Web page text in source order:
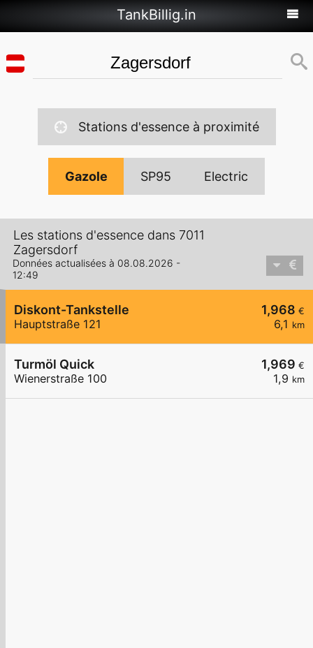
TankBillig.in
Stations d'essence à proximité
Gazole SP95 Electric
Les stations d'essence dans 7011
Zagersdorf
Données actualisées à 08.08.2026 -
12:49
1,968 €
6,1 km
Diskont-Tankstelle
Hauptstraße 121
1,969 €
1,9 km
Turmöl Quick
Wienerstraße 100